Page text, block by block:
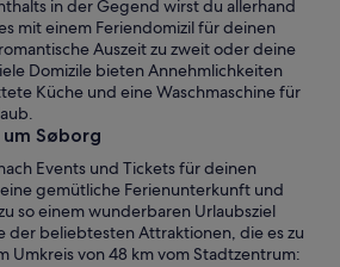
in der Gegend wirst du allerhand
mit einem Feriendomizil für deinen
Auszeit zu zweit oder deine
Domizile bieten Annehmlichkeiten
Küche und eine Waschmaschine für
Søborg
Events und Tickets für deinen
gemütliche Ferienunterkunft und
so einem wunderbaren Urlaubsziel
der beliebtesten Attraktionen, die es zu
Umkreis von 48 km vom Stadtzentrum: